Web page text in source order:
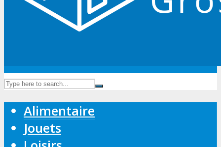
Alimentaire
Jouets